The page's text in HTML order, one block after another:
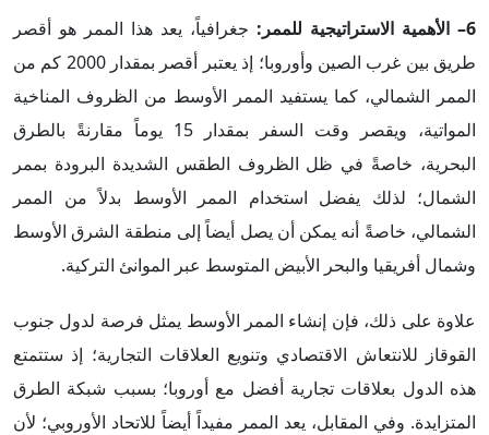
6– الأهمية الاستراتيجية للممر:
جغرافياً، يعد هذا الممر هو أقصر
طريق بين غرب الصين وأوروبا؛ إذ يعتبر أقصر بمقدار 2000 كم من
الممر الشمالي، كما يستفيد الممر الأوسط من الظروف المناخية
المواتية، ويقصر وقت السفر بمقدار 15 يوماً مقارنةً بالطرق
البحرية، خاصةً في ظل الظروف الطقس الشديدة البرودة بممر
الشمال؛ لذلك يفضل استخدام الممر الأوسط بدلاً من الممر
الشمالي، خاصةً أنه يمكن أن يصل أيضاً إلى منطقة الشرق الأوسط
وشمال أفريقيا والبحر الأبيض المتوسط عبر الموانئ التركية.
علاوة على ذلك، فإن إنشاء الممر الأوسط يمثل فرصة لدول جنوب
القوقاز للانتعاش الاقتصادي وتنويع العلاقات التجارية؛ إذ ستتمتع
هذه الدول بعلاقات تجارية أفضل مع أوروبا؛ بسبب شبكة الطرق
المتزايدة. وفي المقابل، يعد الممر مفيداً أيضاً للاتحاد الأوروبي؛ لأن